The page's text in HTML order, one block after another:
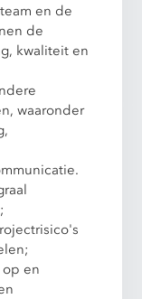
en de
de
kwaliteit en
waaronder
en